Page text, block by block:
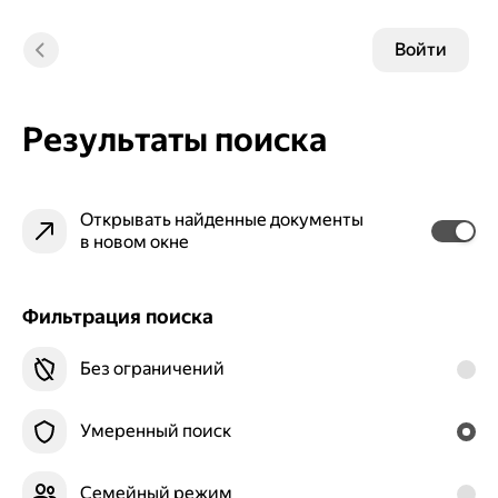
Войти
Результаты поиска
Открывать найденные документы
в новом окне
Фильтрация поиска
Без ограничений
Умеренный поиск
Семейный режим